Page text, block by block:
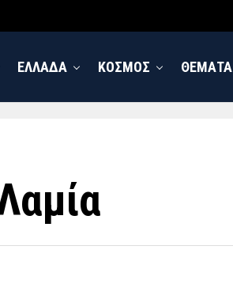
ΕΛΛΑΔΑ ΚΟΣΜΟΣ ΘΕΜΑΤΑ